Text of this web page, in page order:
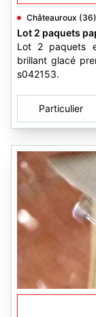
Châteauroux (36)
Lot 2 paquets
Lot 2 paquets
brillant glacé
s042153.
Particulier